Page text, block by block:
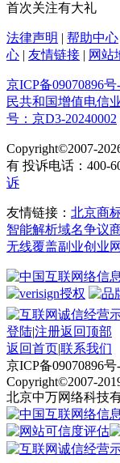
首次关注有大礼
法律声明 | 帮助中心
心 | 友情链接 | 网站
京ICP备09070896号
民共和国增值电信
号：京D3-20240002
Copyright©2007-
有 投诉电话：400-
诉
友情链接： 北京商
智能解析域名争议
无线覆盖副业创业网
登陆|注册返回顶部
返回首页|联系我们
京ICP备09070896
Copyright©2007-
北京中万网络科技